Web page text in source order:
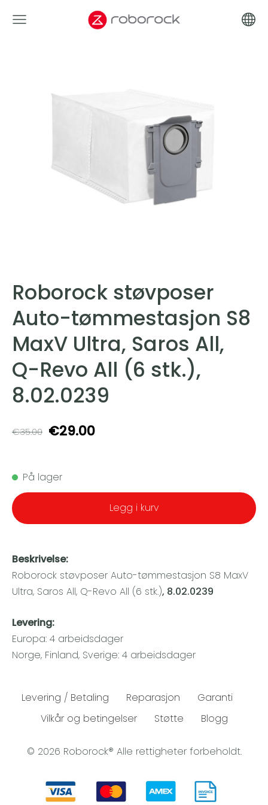
Roborock støvposer
Auto-tømmestasjon S8
MaxV Ultra, Saros All,
Q-Revo All (6 stk.),
8.02.0239
€35.00 €29.00
På lager
Legg i kurv
Beskrivelse:
Roborock støvposer Auto-tømmestasjon S8 MaxV
Ultra, Saros All, Q-Revo All (6 stk.), 8.02.0239
Levering:
Europa: 4 arbeidsdager
Norge, Finland, Sverige: 4 arbeidsdager
Levering / Betaling Reparasjon
Garanti
Vilkår og betingelser
Støtte Blogg
© 2026 Roborock® Alle rettigheter forbeholdt.